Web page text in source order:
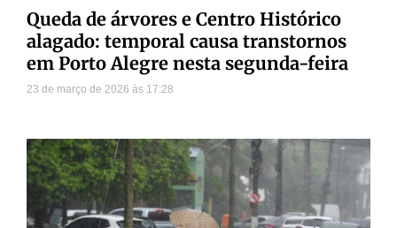
Queda de árvores e Centro Histórico
alagado: temporal causa transtornos
em Porto Alegre nesta segunda-feira
23 de março de 2026 17:28